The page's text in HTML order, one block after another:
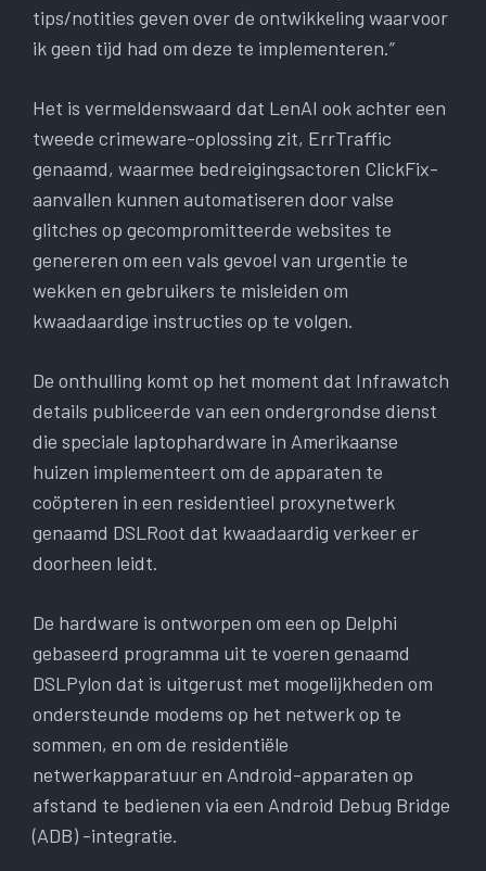
tips/notities geven over de ontwikkeling waarvoor
ik geen tijd had om deze te implementeren.”
Het is vermeldenswaard dat LenAI ook achter een
tweede crimeware-oplossing zit, ErrTraffic
genaamd, waarmee bedreigingsactoren ClickFix-
aanvallen kunnen automatiseren door valse
glitches op gecompromitteerde websites te
genereren om een ​​vals gevoel van urgentie te
wekken en gebruikers te misleiden om
kwaadaardige instructies op te volgen.
De onthulling komt op het moment dat Infrawatch
details publiceerde van een ondergrondse dienst
die speciale laptophardware in Amerikaanse
huizen implementeert om de apparaten te
coöpteren in een residentieel proxynetwerk
genaamd DSLRoot dat kwaadaardig verkeer er
doorheen leidt.
De hardware is ontworpen om een ​​op Delphi
gebaseerd programma uit te voeren genaamd
DSLPylon dat is uitgerust met mogelijkheden om
ondersteunde modems op het netwerk op te
sommen, en om de residentiële
netwerkapparatuur en Android-apparaten op
afstand te bedienen via een Android Debug Bridge
(ADB) -integratie.